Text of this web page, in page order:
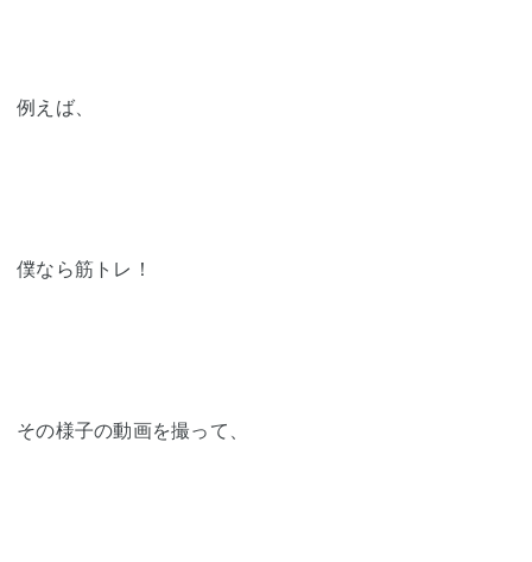
例えば、
僕なら筋トレ！
その様子の動画を撮って、